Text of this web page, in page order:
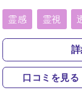
離恋愛、結婚、
間関係、人生相談
霊感 霊視
縁切り
口コミを見る